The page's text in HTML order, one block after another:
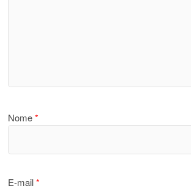
Nome*
E-mail*